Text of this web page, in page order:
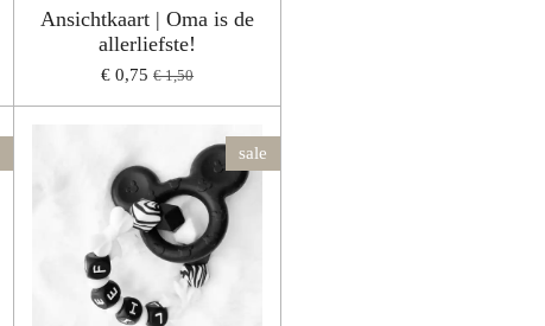
Ansichtkaart | Oma is de
allerliefste!
€ 0,75 € 1,50
sale